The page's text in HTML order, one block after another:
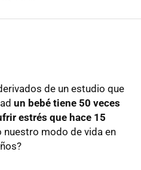
de un estudio que
un bebé tiene 50 veces
estrés que hace 15
nuestro modo de vida en